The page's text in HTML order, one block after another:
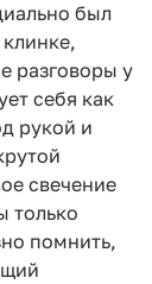
был
разговоры у
себя как
рукой и
свечение
только
помнить,